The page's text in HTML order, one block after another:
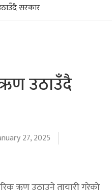
सरकार
उठाउँदै
27, 2025
ऋण उठाउने तायारी गरेको